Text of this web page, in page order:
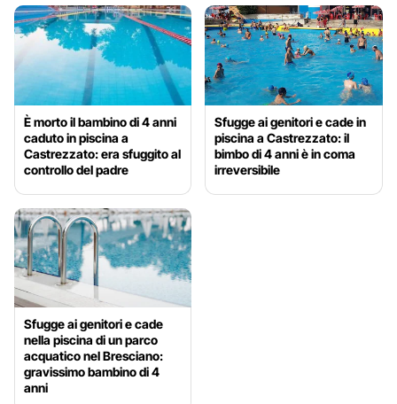
È morto il bambino di 4 anni
caduto in piscina a
Castrezzato: era sfuggito al
controllo del padre
Sfugge ai genitori e cade in
piscina a Castrezzato: il
bimbo di 4 anni è in coma
irreversibile
Sfugge ai genitori e cade
nella piscina di un parco
acquatico nel Bresciano:
gravissimo bambino di 4
anni